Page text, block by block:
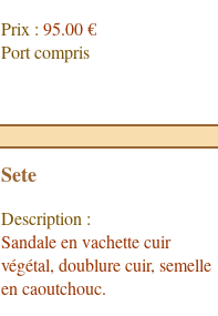
Prix : 95.00 €
Port compris
Sete
Description :
Sandale en vachette cuir
végétal, doublure cuir, semelle
en caoutchouc.